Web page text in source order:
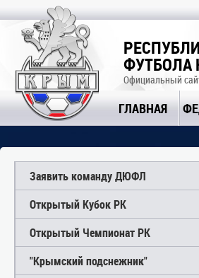
ФУТБОЛА
Официальный
ГЛАВНАЯ
Заявить команду ДЮФЛ
Открытый Кубок РК
Открытый Чемпионат РК
"Крымский подснежник"